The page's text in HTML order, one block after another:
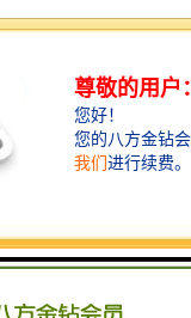
压花机主要用于
标，也可在无纺
标，仿真皮花